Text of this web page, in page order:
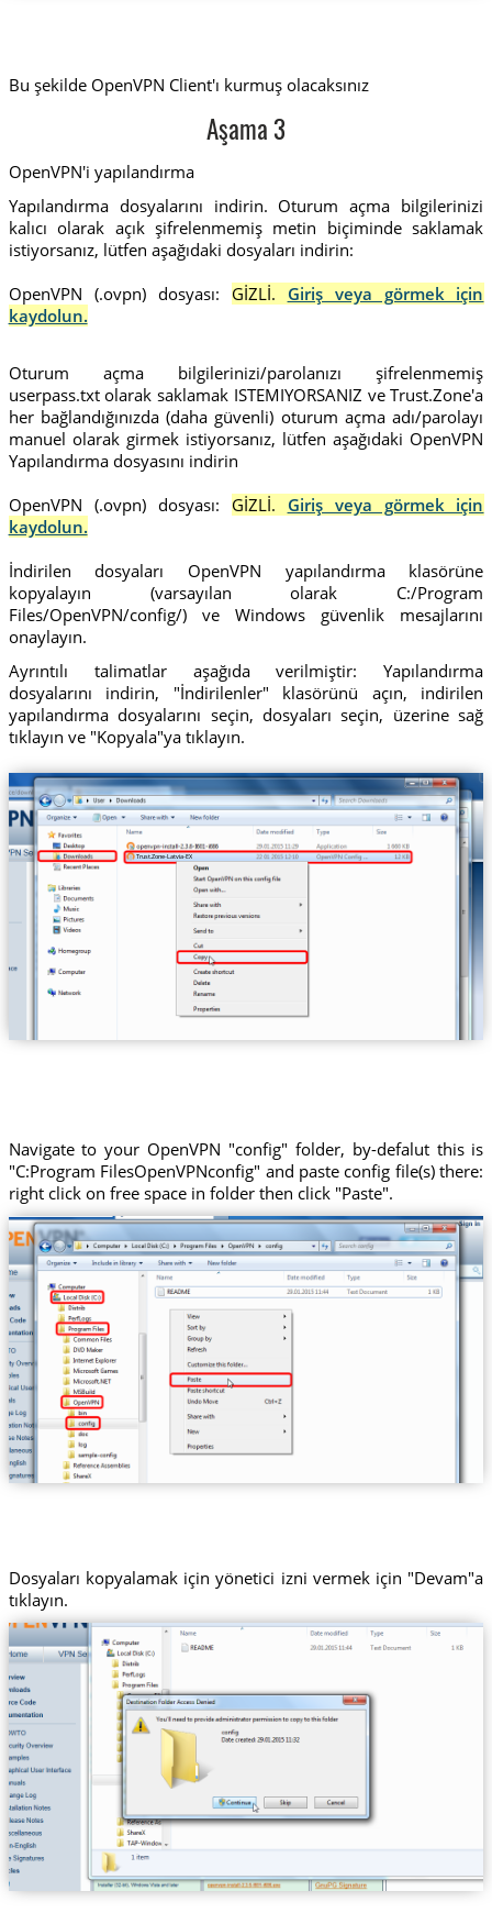
Bu şekilde OpenVPN Client'ı kurmuş olacaksınız
Aşama 3
OpenVPN'i yapılandırma
Yapılandırma dosyalarını indirin. Oturum açma bilgilerinizi
kalıcı olarak açık şifrelenmemiş metin biçiminde saklamak
istiyorsanız, lütfen aşağıdaki dosyaları indirin:
OpenVPN (.ovpn) dosyası:
GİZLİ. Giriş veya görmek için
kaydolun.
Oturum açma bilgilerinizi/parolanızı şifrelenmemiş
userpass.txt olarak saklamak ISTEMIYORSANIZ ve Trust.Zone'a
her bağlandığınızda (daha güvenli) oturum açma adı/parolayı
manuel olarak girmek istiyorsanız, lütfen aşağıdaki OpenVPN
Yapılandırma dosyasını indirin
OpenVPN (.ovpn) dosyası:
GİZLİ. Giriş veya görmek için
kaydolun.
İndirilen dosyaları OpenVPN yapılandırma klasörüne
kopyalayın (varsayılan olarak C:/Program
Files/OpenVPN/config/) ve Windows güvenlik mesajlarını
onaylayın.
Ayrıntılı talimatlar aşağıda verilmiştir: Yapılandırma
dosyalarını indirin, "İndirilenler" klasörünü açın, indirilen
yapılandırma dosyalarını seçin, dosyaları seçin, üzerine sağ
tıklayın ve "Kopyala"ya tıklayın.
Trust.Zone-Latvia-EX
Navigate to your OpenVPN "config" folder, by-defalut this is
"C:Program FilesOpenVPNconfig" and paste config file(s) there:
right click on free space in folder then click "Paste".
Dosyaları kopyalamak için yönetici izni vermek için "Devam"a
tıklayın.